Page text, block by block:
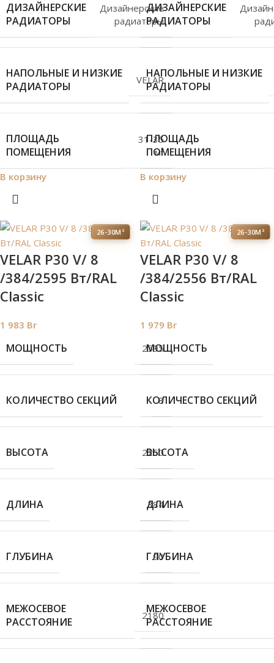
ДИЗАЙНЕРСКИЕ
РАДИАТОРЫ
Дизайнерские
радиаторы
НАПОЛЬНЫЕ И НИЗКИЕ
РАДИАТОРЫ
VELAR
ПЛОЩАДЬ
ПОМЕЩЕНИЯ
31-35
м²
В корзину
ДИЗАЙНЕРСКИЕ
РАДИАТОРЫ
НАПОЛЬНЫЕ И НИЗКИЕ
РАДИАТОРЫ
ПЛОЩАДЬ
ПОМЕЩЕНИЯ
В корзину
26-30М²
VELAR P30 V/ 8
/384/2595 Вт/RAL
Classic
1 983 Br
МОЩНОСТЬ 2595
КОЛИЧЕСТВО СЕКЦИЙ 8
ВЫСОТА 2250
ДЛИНА 384
ГЛУБИНА 90
МЕЖОСЕВОЕ
РАССТОЯНИЕ
2180
26-30М²
VELAR P30 V/ 8
/384/2556 Вт/RAL
Classic
1 979 Br
МОЩНОСТЬ
КОЛИЧЕСТВО СЕКЦИЙ
ВЫСОТА
ДЛИНА
ГЛУБИНА
МЕЖОСЕВОЕ
РАССТОЯНИЕ